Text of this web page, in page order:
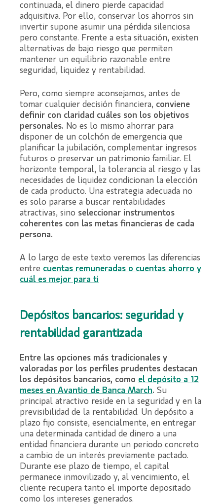
continuada, el dinero pierde capacidad
adquisitiva. Por ello, conservar los ahorros sin
invertir supone asumir una pérdida silenciosa
pero constante. Frente a esta situación, existen
alternativas de bajo riesgo que permiten
mantener un equilibrio razonable entre
seguridad, liquidez y rentabilidad.
Pero, como siempre aconsejamos, antes de
tomar cualquier decisión financiera, conviene
definir con claridad cuáles son los objetivos
personales. No es lo mismo ahorrar para
disponer de un colchón de emergencia que
planificar la jubilación, complementar ingresos
futuros o preservar un patrimonio familiar. El
horizonte temporal, la tolerancia al riesgo y las
necesidades de liquidez condicionan la elección
de cada producto. Una estrategia adecuada no
es solo pararse a buscar rentabilidades
atractivas, sino seleccionar instrumentos
coherentes con las metas financieras de cada
persona.
A lo largo de este texto veremos las diferencias
entre cuentas remuneradas o cuentas ahorro y
cuál es mejor para ti
Depósitos bancarios: seguridad y
rentabilidad garantizada
Entre las opciones más tradicionales y
valoradas por los perfiles prudentes destacan
los depósitos bancarios, como el depósito a 12
meses en Avantio de Banca March. Su
principal atractivo reside en la seguridad y en la
previsibilidad de la rentabilidad. Un depósito a
plazo fijo consiste, esencialmente, en entregar
una determinada cantidad de dinero a una
entidad financiera durante un periodo concreto
a cambio de un interés previamente pactado.
Durante ese plazo de tiempo, el capital
permanece inmovilizado y, al vencimiento, el
cliente recupera tanto el importe depositado
como los intereses generados.